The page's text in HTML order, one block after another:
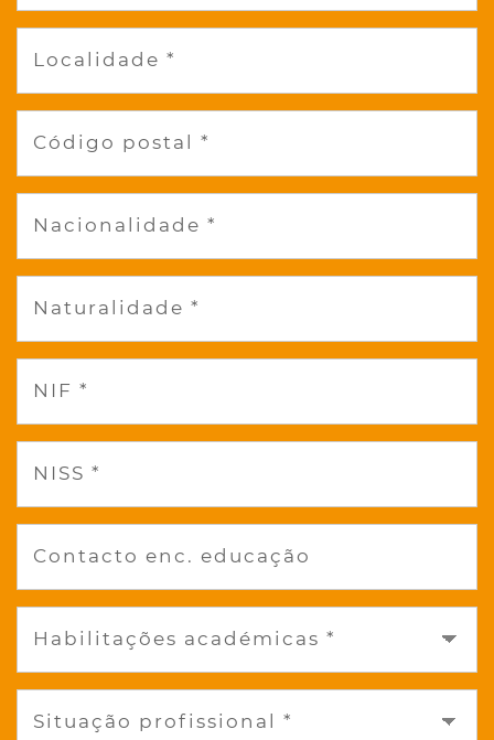
Localidade *
Código postal *
Nacionalidade *
Naturalidade *
NIF *
NISS *
Contacto enc. educação
Habilitações académicas *
Situação profissional *